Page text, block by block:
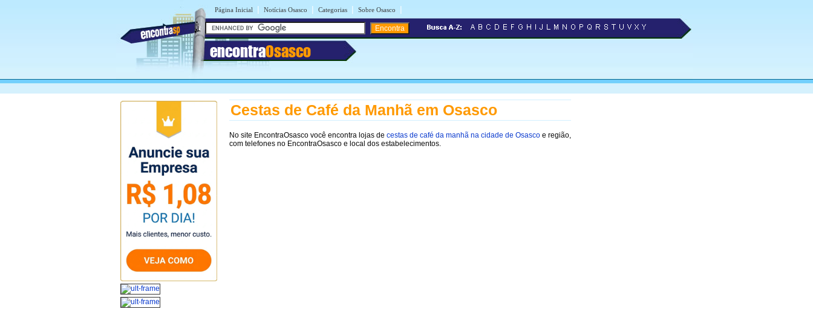
Página Inicial | Notícias Osasco | Categorias | Sobre Osasco |
encontraOsasco
Cestas de Café da Manhã em Osasco
No site EncontraOsasco você encontra lojas de cestas de café da manhã na cidade de Osasco e região,
com telefones no EncontraOsasco e local dos estabelecimentos.